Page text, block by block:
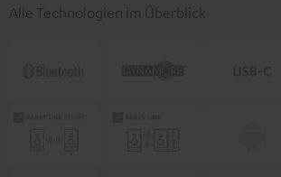
Alle Technologien im Überblick